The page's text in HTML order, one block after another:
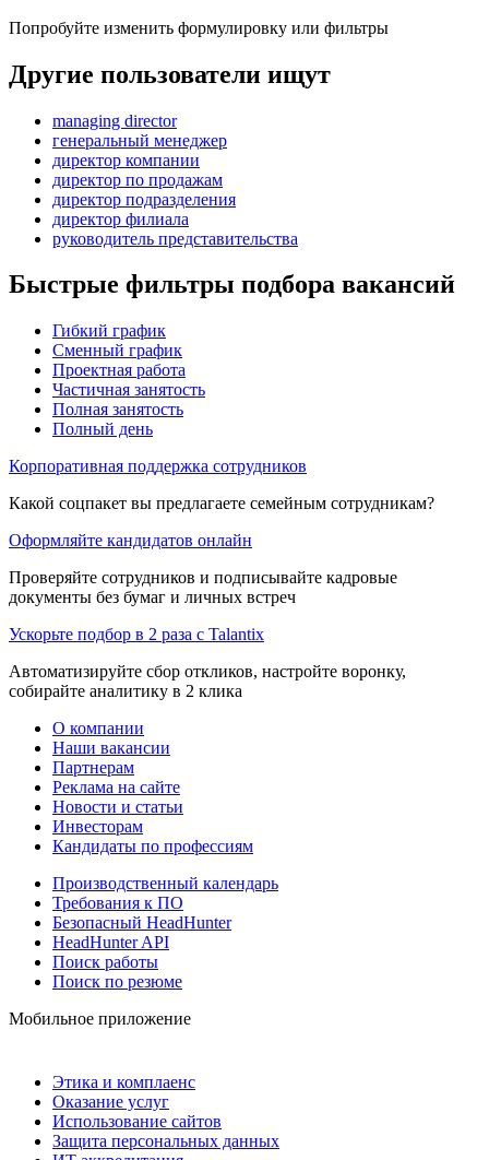
Попробуйте изменить формулировку или фильтры
Другие пользователи ищут
managing director
генеральный менеджер
директор компании
директор по продажам
директор подразделения
директор филиала
руководитель представительства
Быстрые фильтры подбора вакансий
Гибкий график
Сменный график
Проектная работа
Частичная занятость
Полная занятость
Полный день
Корпоративная поддержка сотрудников
Какой соцпакет вы предлагаете семейным сотрудникам?
Оформляйте кандидатов онлайн
Проверяйте сотрудников и подписывайте кадровые
документы без бумаг и личных встреч
Ускорьте подбор в 2 раза с Talantix
Автоматизируйте сбор откликов, настройте воронку,
собирайте аналитику в 2 клика
О компании
Наши вакансии
Партнерам
Реклама на сайте
Новости и статьи
Инвесторам
Кандидаты по профессиям
Производственный календарь
Требования к ПО
Безопасный HeadHunter
HeadHunter API
Поиск работы
Поиск по резюме
Мобильное приложение
Этика и комплаенс
Оказание услуг
Использование сайтов
Защита персональных данных